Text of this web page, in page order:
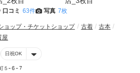
口コミ 63件 写真 7枚
ョップ・チケットショップ 古着
古本
屋
日祝OK
５ｰ６ｰ７